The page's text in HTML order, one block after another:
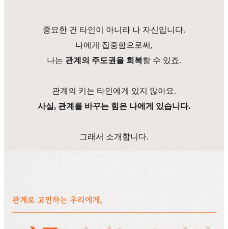
중요한 건 타인이 아니라 나 자신입니다.
나에게 집중함으로써,
나는 관계의 주도권을 회복할 수 있죠.
관계의 키는 타인에게 있지 않아요.
사실, 관계를 바꾸는 힘은 나에게 있습니다.
그래서 소개합니다.